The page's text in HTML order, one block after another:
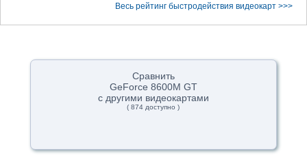
Весь рейтинг быстродействия видеокарт >>>
Сравнить
GeForce 8600M GT
с другими видеокартами
( 874 доступно )